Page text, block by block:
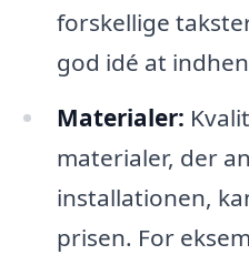
forskellige
god idé at
Materialer:
materialer, der
installationen,
prisen. For